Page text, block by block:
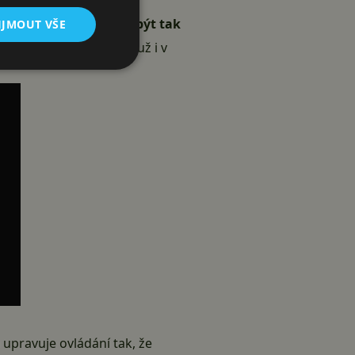
verze by neměla být tak
lepší grafika
, která už i v
upravuje ovládání tak, že
VŠE